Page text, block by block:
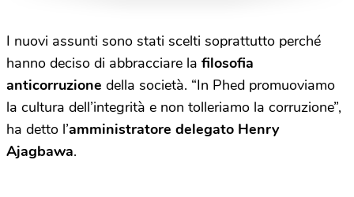
I nuovi assunti sono stati scelti soprattutto perché
hanno deciso di abbracciare la filosofia
anticorruzione della società. “In Phed promuoviamo
la cultura dell’integrità e non tolleriamo la corruzione”,
ha detto l’amministratore delegato Henry
Ajagbawa.